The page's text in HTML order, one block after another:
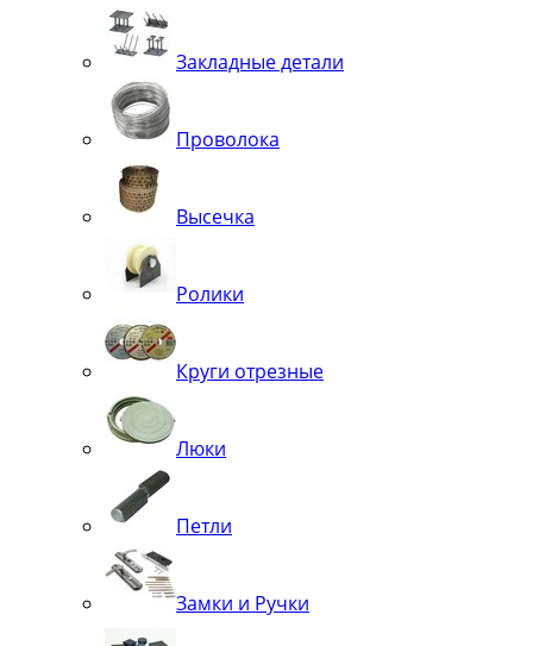
Закладные детали
Проволока
Высечка
Ролики
Круги отрезные
Люки
Петли
Замки и Ручки